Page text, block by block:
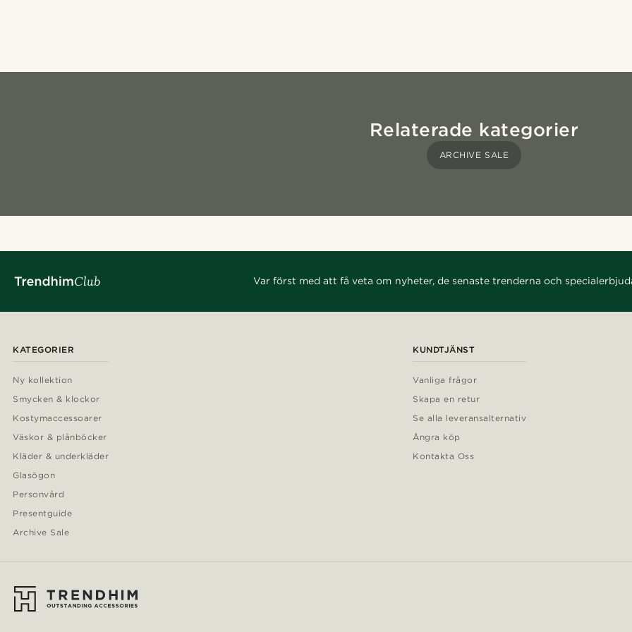
Relaterade kategorier
ARCHIVE SALE
Var först med att få veta om nyheter, de senaste trenderna och
KATEGORIER
Ny kollektion
Smycken & klockor
Kostymaccessoarer
Väskor & plånböcker
Kläder & underkläder
Glasögon
Personvård
Presentguide
Archive Sale
KUNDTJÄNST
Vanliga frågor
Skapa en retur
Se alla leveransalternativ
Ångra köp
Kontakta Oss